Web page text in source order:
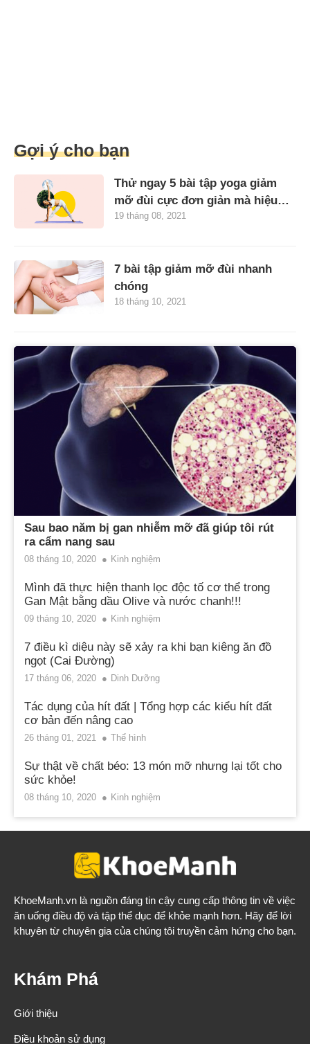
Gợi ý cho bạn
Thử ngay 5 bài tập yoga giảm
mỡ đùi cực đơn giản mà hiệu
quả
19 tháng 08, 2021
7 bài tập giảm mỡ đùi nhanh
chóng
18 tháng 10, 2021
Sau bao năm bị gan nhiễm mỡ đã giúp tôi rút
ra cẩm nang sau
08 tháng 10, 2020 Kinh nghiệm
Mình đã thực hiện thanh lọc độc tố cơ thể trong
Gan Mật bằng dầu Olive và nước chanh!!!
09 tháng 10, 2020 Kinh nghiệm
7 điều kì diệu này sẽ xảy ra khi bạn kiêng ăn đồ
ngọt (Cai Đường)
17 tháng 06, 2020 Dinh Dưỡng
Tác dụng của hít đất | Tổng hợp các kiểu hít đất
cơ bản đến nâng cao
26 tháng 01, 2021 Thể hình
Sự thật về chất béo: 13 món mỡ nhưng lại tốt cho
sức khỏe!
08 tháng 10, 2020 Kinh nghiệm
KhoeManh.vn là nguồn đáng tin cậy cung cấp thông tin về việc
ăn uống điều độ và tập thể dục để khỏe mạnh hơn. Hãy để lời
khuyên từ chuyên gia của chúng tôi truyền cảm hứng cho bạn.
Khám Phá
Giới thiệu
Điều khoản sử dụng